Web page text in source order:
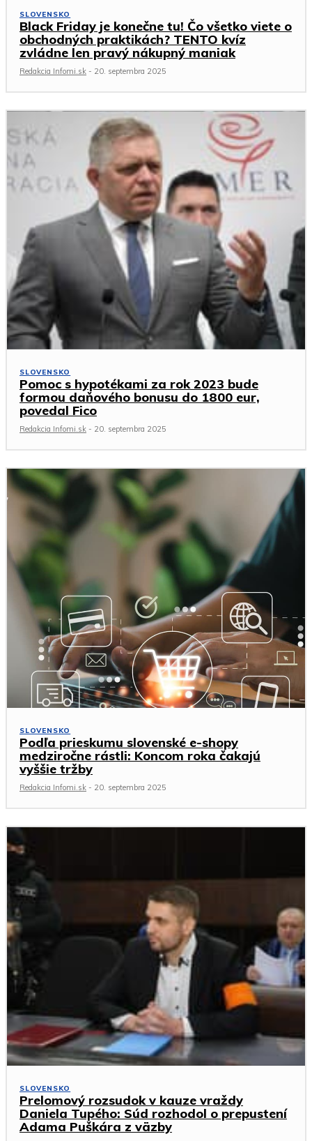
SLOVENSKO
Black Friday je konečne tu! Čo všetko viete o
obchodných praktikách? TENTO kvíz
zvládne len pravý nákupný maniak
Redakcia Infomi.sk - 20. septembra 2025
SLOVENSKO
Pomoc s hypotékami za rok 2023 bude
formou daňového bonusu do 1800 eur,
povedal Fico
Redakcia Infomi.sk - 20. septembra 2025
SLOVENSKO
Podľa prieskumu slovenské e-shopy
medziročne rástli: Koncom roka čakajú
vyššie tržby
Redakcia Infomi.sk - 20. septembra 2025
SLOVENSKO
Prelomový rozsudok v kauze vraždy
Daniela Tupého: Súd rozhodol o prepustení
Adama Puškára z väzby